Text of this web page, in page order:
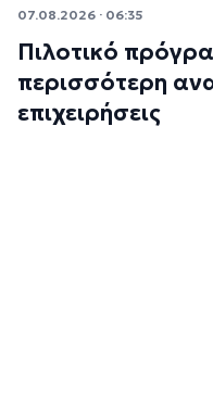
07.08.2026 · 06:35
Πιλοτικό
περισσότερη
επιχειρήσεις